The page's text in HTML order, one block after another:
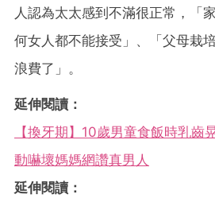
人認為太太感到不滿很正常，「
何女人都不能接受」、「父母栽
浪費了」。
延伸閱讀：
【換牙期】10歲男童食飯時乳
動嚇壞媽媽網讚真男人
延伸閱讀：